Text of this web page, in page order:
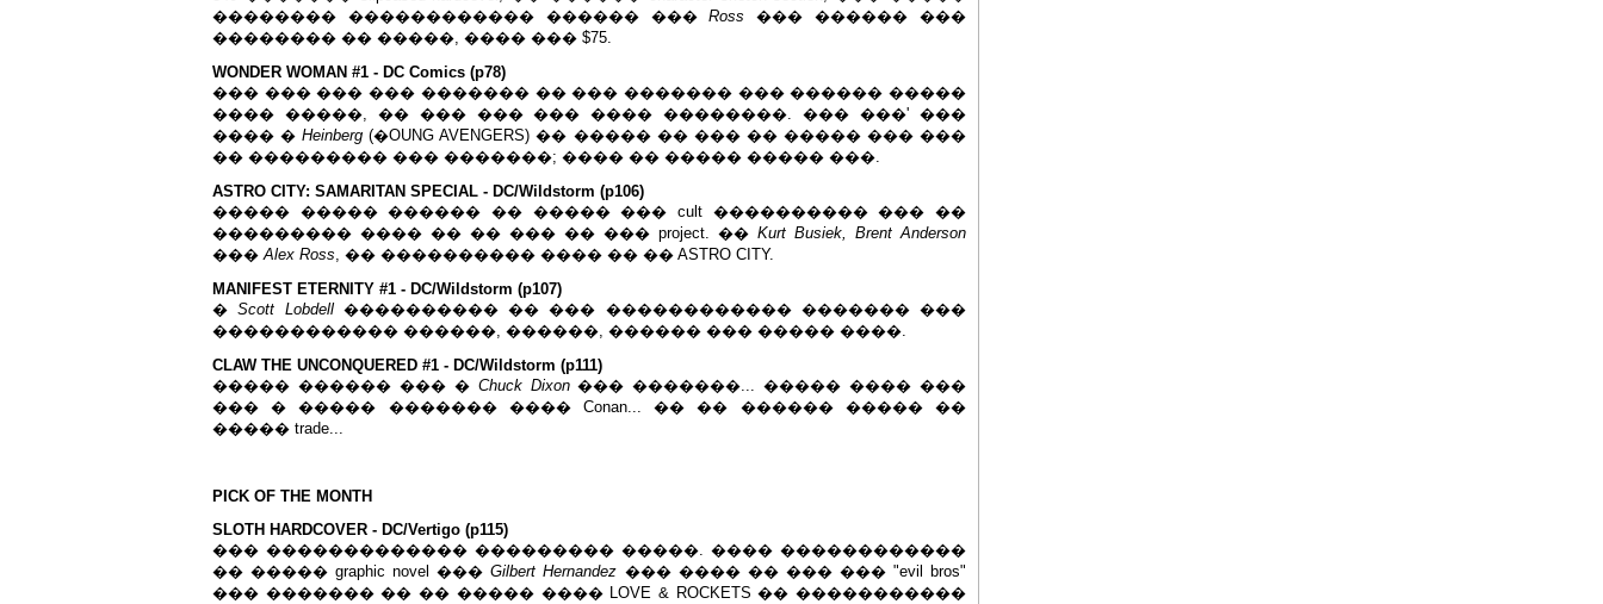
�������� ������������ ������ ���Ross ��� ������ ���
�������� �� �����, ���� ��� $75.
WONDER WOMAN #1 - DC Comics (p78)
��� ��� ��� ��� ������� �� ��� ������� ��� ������ �����
���� �����, �� ��� ��� ��� ���� ��������. ��� ���' ���
���� �Heinberg (�OUNG AVENGERS) �� ����� �� ��� �� ����� ��� ���
�� ��������� ��� �������; ���� �� ����� ����� ���.
ASTRO CITY: SAMARITAN SPECIAL - DC/Wildstorm (p106)
����� ����� ������ �� ����� ��� cult ���������� ��� ��
��������� ���� �� �� ��� �� ��� project. �� Kurt Busiek, Brent Anderson
���Alex Ross, �� ���������� ���� �� �� ASTRO CITY.
MANIFEST ETERNITY #1 - DC/Wildstorm (p107)
�Scott Lobdell���������� �� ��� ������������ ������� ���
������������ ������, ������, ������ ��� ����� ����.
CLAW THE UNCONQUERED #1 - DC/Wildstorm (p111)
����� ������ ��� � Chuck Dixon��� �������... ����� ���� ���
��� � ����� ������� ���� Conan... �� �� ������ ����� ��
����� trade...
PICK OF THE MONTH
SLOTH HARDCOVER - DC/Vertigo (p115)
��� ������������� ��������� �����. ���� ������������
�� ����� graphic novel ���Gilbert Hernandez ��� ���� �� ��� ��� "evil bros"
��� ������� �� �� ����� ���� LOVE & ROCKETS �� �����������